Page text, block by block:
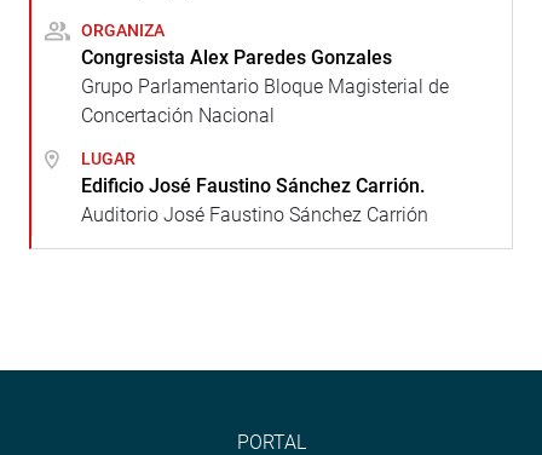
ORGANIZA
Congresista Alex Paredes Gonzales
Grupo Parlamentario Bloque Magisterial de
Concertación Nacional
LUGAR
Edificio José Faustino Sánchez Carrión.
Auditorio José Faustino Sánchez Carrión
PORTAL